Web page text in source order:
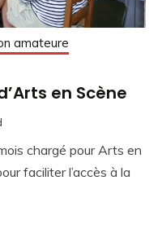
amateure
en Scène
chargé pour Arts en
faciliter l’accès à la